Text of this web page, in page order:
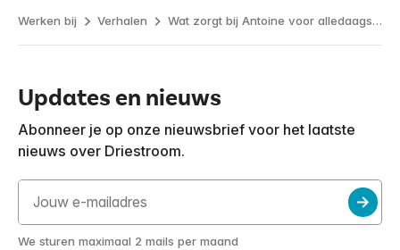
Werken bij Verhalen Wat zorgt bij Antoine voor alledaags werkgeluk?
Updates en nieuws
Abonneer je op onze nieuwsbrief voor het laatste
nieuws over Driestroom.
We sturen maximaal 2 mails per maand